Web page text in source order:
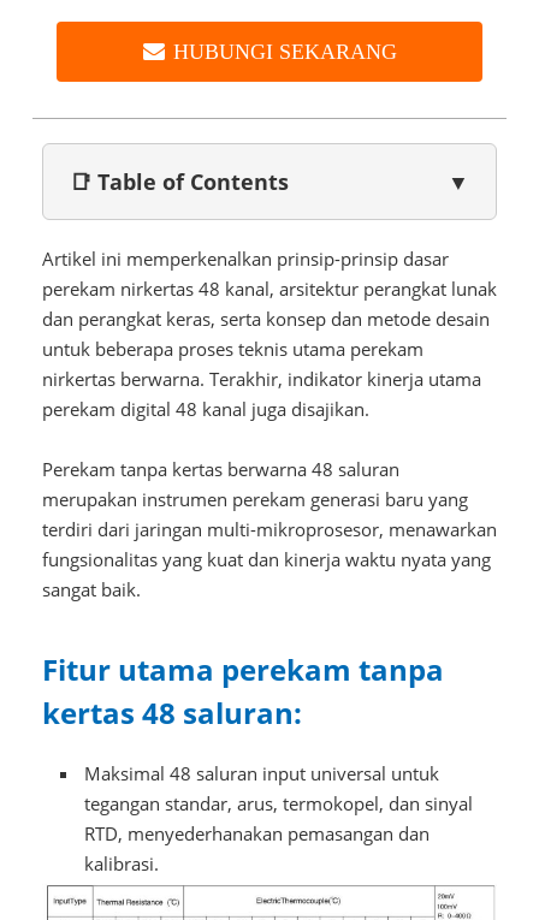
HUBUNGI SEKARANG
📑 Table of Contents ▼
Artikel ini memperkenalkan prinsip-prinsip dasar
perekam nirkertas 48 kanal, arsitektur perangkat lunak
dan perangkat keras, serta konsep dan metode desain
untuk beberapa proses teknis utama perekam
nirkertas berwarna. Terakhir, indikator kinerja utama
perekam digital 48 kanal juga disajikan.
Perekam tanpa kertas berwarna 48 saluran
merupakan instrumen perekam generasi baru yang
terdiri dari jaringan multi-mikroprosesor, menawarkan
fungsionalitas yang kuat dan kinerja waktu nyata yang
sangat baik.
Fitur utama perekam tanpa
kertas 48 saluran:
Maksimal 48 saluran input universal untuk
tegangan standar, arus, termokopel, dan sinyal
RTD, menyederhanakan pemasangan dan
kalibrasi.